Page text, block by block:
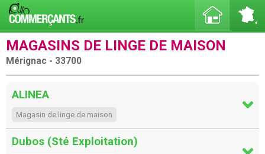
MAGASINS DE LINGE DE MAISON
Mérignac - 33700
ALINEA
Magasin de linge de maison
Dubos (Sté Exploitation)